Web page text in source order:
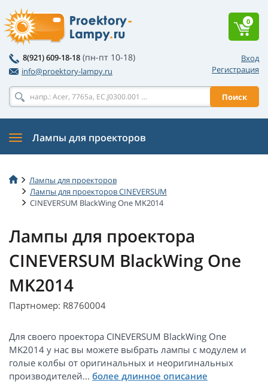
Вход
Регистрация
8(921) 609-18-18 (пн-пт 10-18)
info@proektory-lampy.ru
Поиск
0
Лампы для проекторов
Лампы для проекторов
Лампы для проекторов CINEVERSUM
CINEVERSUM BlackWing One MK2014
Лампы для проектора
CINEVERSUM BlackWing One
MK2014
Партномер: R8760004
Для своего проектора CINEVERSUM BlackWing One
MK2014 у нас вы можете выбрать лампы с модулем и
голые колбы от оригинальных и неоригинальных
производителей...